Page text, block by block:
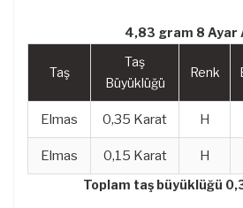
4,83 gram 8 Ayar
Taş
Taş
Büyüklüğü
Renk
Elmas 0,35 Karat H
Elmas 0,15 Karat H
Toplam taş büyüklüğü